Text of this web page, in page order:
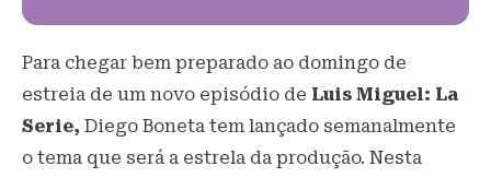
Para chegar bem preparado ao domingo de
estreia de um novo episódio de Luis Miguel: La
Serie, Diego Boneta tem lançado semanalmente
o tema que será a estrela da produção. Nesta